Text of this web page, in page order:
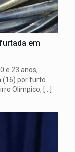
em
e 23 anos,
(16) por furto
Olímpico,